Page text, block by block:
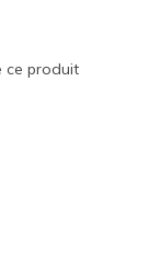
ce produit